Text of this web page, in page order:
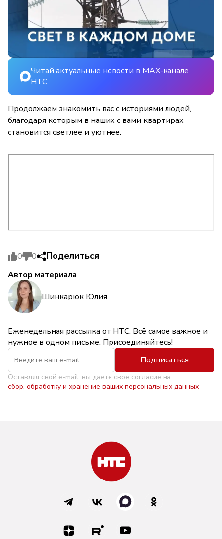
Читай актуальные новости в MAX-канале
НТС
Продолжаем знакомить вас с историями людей,
благодаря которым в наших с вами квартирах
становится светлее и уютнее.
0 0 Поделиться
Автор материала
Шинкарюк Юлия
Еженедельная рассылка от НТС. Всё самое важное и
нужное в одном письме. Присоединяйтесь!
Подписаться
Оставляя свой e-mail, вы даете свое согласие на
сбор, обработку и хранение ваших персональных данных